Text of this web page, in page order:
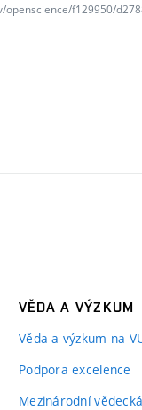
openscience/f129950/
VĚDA A VÝZKUM
Věda a výzkum na
Podpora excelence
Mezinárodní